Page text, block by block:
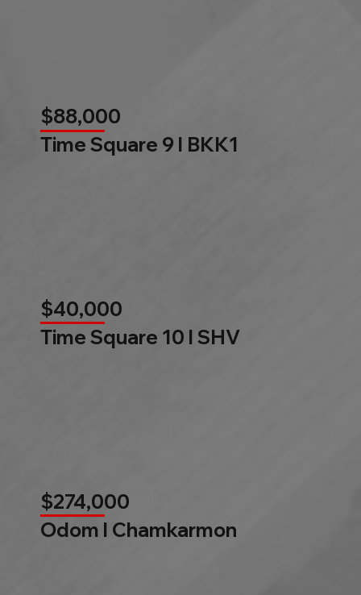
$88,000
Time Square 9 l BKK1
$40,000
Time Square 10 l SHV
$274,000
Odom l Chamkarmon